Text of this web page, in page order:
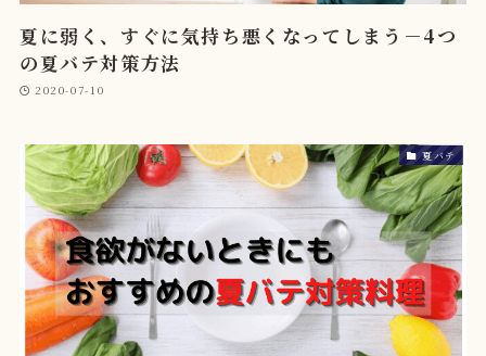
夏に弱く、すぐに気持ち悪くなってしまう－4つ
の夏バテ対策方法
2020-07-10
夏バテ